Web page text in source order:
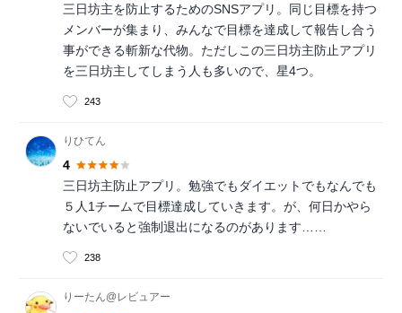
三日坊主を防止するためのSNSアプリ。同じ目標を持つ
メンバーが集まり、みんなで目標を達成して報告し合う
事ができる斬新な代物。ただしこの三日坊主防止アプリ
を三日坊主してしまう人も多いので、星4つ。
243
りひてん
4
三日坊主防止アプリ。勉強でもダイエットでもなんでも
５人1チームで目標達成していきます。が、何日かやら
ないでいると強制退出になるのがあります……
238
りーたん@レビュアー